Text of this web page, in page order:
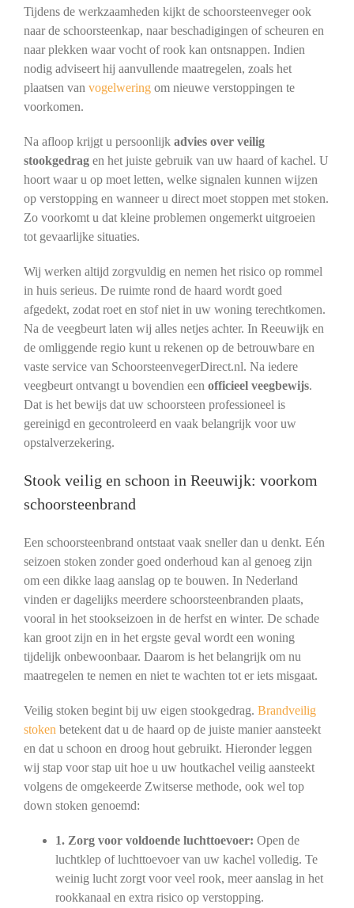
Tijdens de werkzaamheden kijkt de schoorsteenveger ook
naar de schoorsteenkap, naar beschadigingen of scheuren en
naar plekken waar vocht of rook kan ontsnappen. Indien
nodig adviseert hij aanvullende maatregelen, zoals het
plaatsen van vogelweringom nieuwe verstoppingen te
voorkomen.
Na afloop krijgt u persoonlijk advies over veilig
stookgedragen het juiste gebruik van uw haard of kachel. U
hoort waar u op moet letten, welke signalen kunnen wijzen
op verstopping en wanneer u direct moet stoppen met stoken.
Zo voorkomt u dat kleine problemen ongemerkt uitgroeien
tot gevaarlijke situaties.
Wij werken altijd zorgvuldig en nemen het risico op rommel
in huis serieus. De ruimte rond de haard wordt goed
afgedekt, zodat roet en stof niet in uw woning terechtkomen.
Na de veegbeurt laten wij alles netjes achter. In Reeuwijk en
de omliggende regio kunt u rekenen op de betrouwbare en
vaste service van SchoorsteenvegerDirect.nl. Na iedere
veegbeurt ontvangt u bovendien een officieel veegbewijs.
Dat is het bewijs dat uw schoorsteen professioneel is
gereinigd en gecontroleerd en vaak belangrijk voor uw
opstalverzekering.
Stook veilig en schoon in Reeuwijk: voorkom
schoorsteenbrand
Een schoorsteenbrand ontstaat vaak sneller dan u denkt. Eén
seizoen stoken zonder goed onderhoud kan al genoeg zijn
om een dikke laag aanslag op te bouwen. In Nederland
vinden er dagelijks meerdere schoorsteenbranden plaats,
vooral in het stookseizoen in de herfst en winter. De schade
kan groot zijn en in het ergste geval wordt een woning
tijdelijk onbewoonbaar. Daarom is het belangrijk om nu
maatregelen te nemen en niet te wachten tot er iets misgaat.
Veilig stoken begint bij uw eigen stookgedrag. Brandveilig
stoken betekent dat u de haard op de juiste manier aansteekt
en dat u schoon en droog hout gebruikt. Hieronder leggen
wij stap voor stap uit hoe u uw houtkachel veilig aansteekt
volgens de omgekeerde Zwitserse methode, ook wel top
down stoken genoemd:
1. Zorg voor voldoende luchttoevoer: Open de
luchtklep of luchttoevoer van uw kachel volledig. Te
weinig lucht zorgt voor veel rook, meer aanslag in het
rookkanaal en extra risico op verstopping.